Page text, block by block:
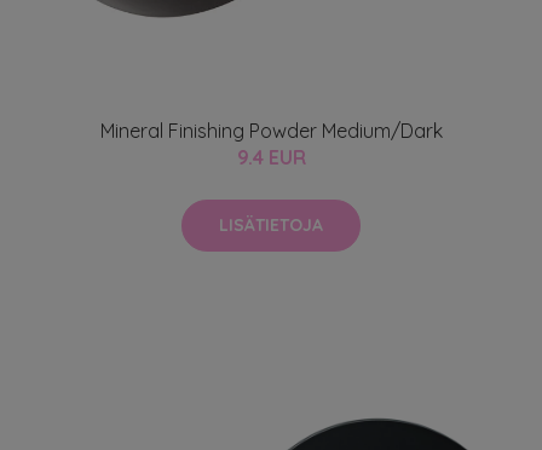
Mineral Finishing Powder Medium/Dark
9.4 EUR
LISÄTIETOJA